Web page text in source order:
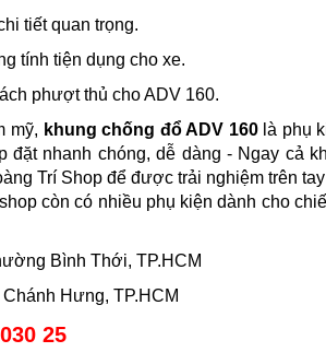
tiết quan trọng.
tính tiện dụng cho xe.
phượt thủ cho ADV 160.
mỹ, khung chống đổ ADV 160là phụ
đặt nhanh chóng, dễ dàng - Ngay cả
Trí Shop để được trải nghiệm trên
còn có nhiều phụ kiện dành cho
Bình Thới, TP.HCM
Hưng, TP.HCM
25